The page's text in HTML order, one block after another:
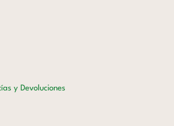
y Devoluciones